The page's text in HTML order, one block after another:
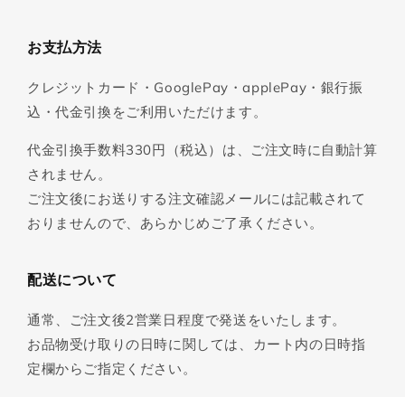
お支払方法
クレジットカード・GooglePay・applePay・銀行振
込・代金引換をご利用いただけます。
代金引換手数料330円（税込）は、ご注文時に自動計算
されません。
ご注文後にお送りする注文確認メールには記載されて
おりませんので、あらかじめご了承ください。
配送について
通常、ご注文後2営業日程度で発送をいたします。
お品物受け取りの日時に関しては、カート内の日時指
定欄からご指定ください。